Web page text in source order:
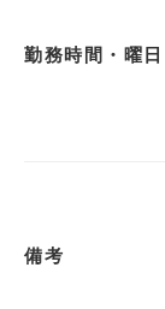
勤務時間・曜日
備考